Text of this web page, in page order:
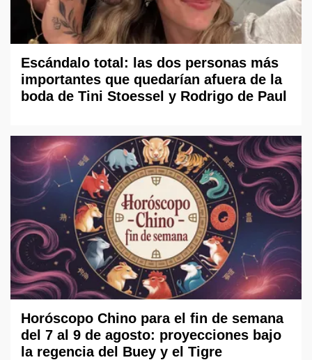
Escándalo total: las dos personas más
importantes que quedarían afuera de la
boda de Tini Stoessel y Rodrigo de Paul
Horóscopo Chino para el fin de semana
del 7 al 9 de agosto: proyecciones bajo
la regencia del Buey y el Tigre